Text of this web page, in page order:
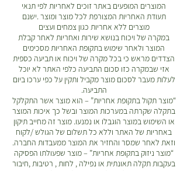
המוצרים המופעים באתר זוכים לאחריות לפי תנאי
תעודת האחריות המצורפת לכל מוצר ומוצר .ישנם
מוצרים ללא אחריות כגון צמחים ועצים
במקרה של ויכוח בנושא שירות ואחריות לאחר קבלת
המוצר ולאחר שימוש בתקופת האחריות מסכימים
הצדדים מראש כי בכל מקרה של ויכוח או תביעה כספית
אזי שבמקרה כזו סכום התביעה כלפי האתר לא יוכל
לעלות מעבר לסכום מוצר מקביל ותקין על כפי ערכו ביום
התביעה.
“מוצר תקול בתקופת אחריות” – הוא מוצר אשר התקלקל
בתקלה שקרתה במערכות המוצר ובשל כך איכות המוצר
או השימוש במוצר הוגבלו או נמנעו. מוצר זה מחייב תיקון
באחריות של האתר וללא כל תשלום של הגולש /לקוח
וזאת לאחר שמסר והחזיר את המוצר ממעבדות החברה.
“מוצר ניזוק בתקופת אחריות” – מוצר שפעולתו הפסיקה
בעקבות תקלה תאונתית או נפילה , לחות , רטיבות ,חיבור